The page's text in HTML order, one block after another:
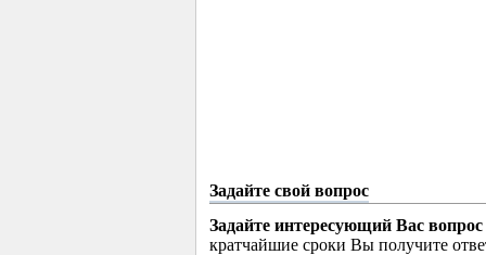
Задайте свой вопрос
Задайте интересующий Вас вопрос
кратчайшие сроки Вы получите